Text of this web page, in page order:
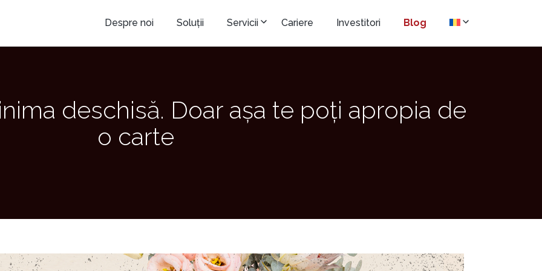
Despre noi Soluții Servicii Cariere Investitori Blog
deschisă. Doar așa te poți apropia de
o carte